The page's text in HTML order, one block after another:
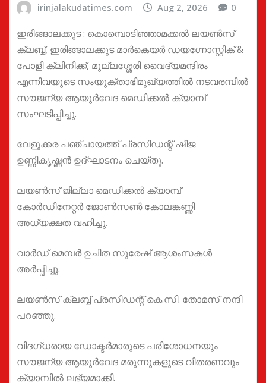
irinjalakudatimes.com Aug 2, 2026 0
ഇരിങ്ങാലക്കുട : കൊമ്പൊടിഞ്ഞാമക്കൽ ലയൺസ്
ക്ലബ്ബ്, ഇരിങ്ങാലക്കുട മാർകെയർ ഡയഗ്നോസ്റ്റിക് &
പോളി ക്ലിനിക്ക്, മുല്ലശ്ശേരി വൈദ്യമന്ദിരം
എന്നിവയുടെ സംയുക്താഭിമുഖ്യത്തിൽ നടവരമ്പിൽ
സൗജന്യ ആയുർവേദ മെഡിക്കൽ ക്യാമ്പ്
സംഘടിപ്പിച്ചു.
വേളൂക്കര പഞ്ചായത്ത് പ്രസിഡന്റ് ഷീജ
ഉണ്ണികൃഷ്ണൻ ഉദ്ഘാടനം ചെയ്തു.
ലയൺസ് ജില്ലാ മെഡിക്കൽ ക്യാമ്പ്
കോർഡിനേറ്റർ ജോൺസൺ കോലങ്കണ്ണി
അധ്യക്ഷത വഹിച്ചു.
വാർഡ് മെമ്പർ ഉചിത സുരേഷ് ആശംസകൾ
അർപ്പിച്ചു.
ലയൺസ് ക്ലബ്ബ് പ്രസിഡന്റ് കെ.സി. തോമസ് നന്ദി
പറഞ്ഞു.
വിദഗ്ധരായ ഡോക്ടർമാരുടെ പരിശോധനയും
സൗജന്യ ആയുർവേദ മരുന്നുകളുടെ വിതരണവും
ക്യാമ്പിൽ ലഭ്യമാക്കി.